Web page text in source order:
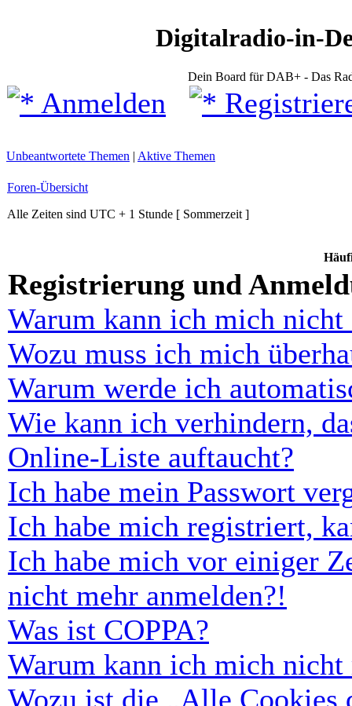
Digitalradio-in-
Dein Board für DAB+ - Das
Anmelden
Unbeantwortete Themen | Aktive Themen
Foren-Übersicht
Alle Zeiten sind UTC + 1 Stunde [ Sommerzeit ]
Registrierung und
Warum kann ich mich nicht
Wozu muss ich mich
Warum werde ich
Wie kann ich verhindern,
Online-Liste auftaucht?
Ich habe mein Passwort
Ich habe mich registriert,
Ich habe mich vor einiger
nicht mehr anmelden?!
Was ist COPPA?
Warum kann ich mich nicht
Wozu ist die „Alle Cookies